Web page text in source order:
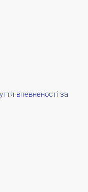
впевненості за